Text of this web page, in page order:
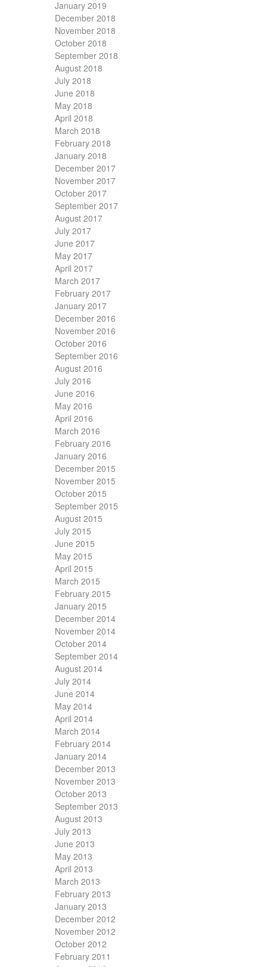
January 2019
December 2018
November 2018
October 2018
September 2018
August 2018
July 2018
June 2018
May 2018
April 2018
March 2018
February 2018
January 2018
December 2017
November 2017
October 2017
September 2017
August 2017
July 2017
June 2017
May 2017
April 2017
March 2017
February 2017
January 2017
December 2016
November 2016
October 2016
September 2016
August 2016
July 2016
June 2016
May 2016
April 2016
March 2016
February 2016
January 2016
December 2015
November 2015
October 2015
September 2015
August 2015
July 2015
June 2015
May 2015
April 2015
March 2015
February 2015
January 2015
December 2014
November 2014
October 2014
September 2014
August 2014
July 2014
June 2014
May 2014
April 2014
March 2014
February 2014
January 2014
December 2013
November 2013
October 2013
September 2013
August 2013
July 2013
June 2013
May 2013
April 2013
March 2013
February 2013
January 2013
December 2012
November 2012
October 2012
February 2011